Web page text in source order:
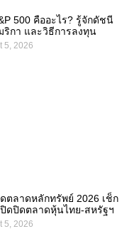
500 คืออะไร? รู้จักดัชนี
ริกา และวิธีการลงทุน
5, 2026
ตลาดหลักทรัพย์ 2026 เช็ก
ปิดปิดตลาดหุ้นไทย-สหรัฐฯ
5, 2026